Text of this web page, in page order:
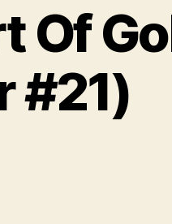
Of
#21)